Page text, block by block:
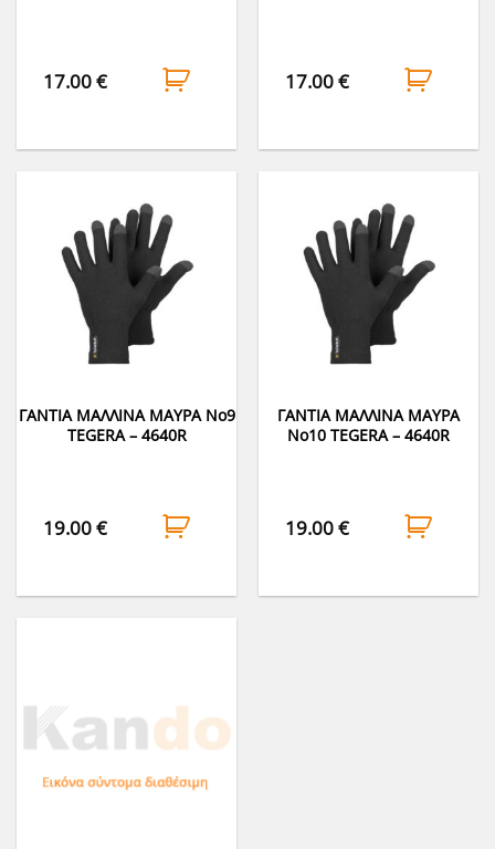
17.00€ 17.00€
ΓΑΝΤΙΑ ΜΑΛΛΙΝΑ ΜΑΥΡΑ Νο9
TEGERA – 4640R
19.00€
ΓΑΝΤΙΑ ΜΑΛΛΙΝΑ ΜΑΥΡΑ
Νο10 TEGERA – 4640R
19.00€